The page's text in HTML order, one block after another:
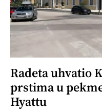
Radeta uhvatio
prstima u
Hyattu